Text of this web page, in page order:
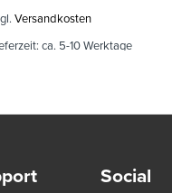
Versandkosten
ca. 5-10 Werktage
Social